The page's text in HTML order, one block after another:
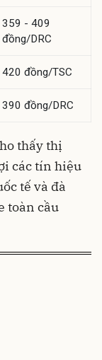
359 - 409
đồng/DRC
420 đồng/TSC
390 đồng/DRC
thấy thị
các tín hiệu
tế và đà
toàn cầu